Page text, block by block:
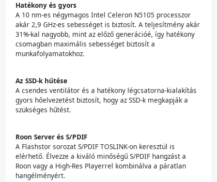
Hatékony és gyors
A 10 nm-es négymagos Intel Celeron N5105 processzor
akár 2,9 GHz-es sebességet is biztosít. A teljesítmény akár
31%-kal nagyobb, mint az előző generációé, így hatékony
csomagban maximális sebességet biztosít a
munkafolyamatokhoz.
Az SSD-k hűtése
A csendes ventilátor és a hatékony légcsatorna-kialakítás
gyors hőelvezetést biztosít, hogy az SSD-k megkapják a
szükséges hűtést.
Roon Server és S/PDIF
A Flashstor sorozat S/PDIF TOSLINK-on keresztül is
elérhető. Élvezze a kiváló minőségű S/PDIF hangzást a
Roon vagy a High-Res Playerrel kombinálva a páratlan
hangélményért.